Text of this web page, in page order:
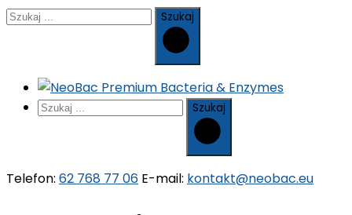
Szukaj
Szukaj
Telefon: 62 768 77 06 E-mail: kontakt@neobac.eu